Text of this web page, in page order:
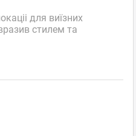
для виїзних
стилем та